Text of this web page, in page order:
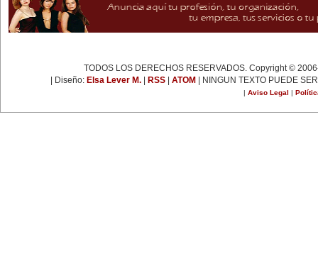
TODOS LOS DERECHOS RESERVADOS. Copyright ©
| Diseño: Elsa Lever M.| RSS| ATOM| NINGUN TEXTO PUEDE
| Aviso Legal |